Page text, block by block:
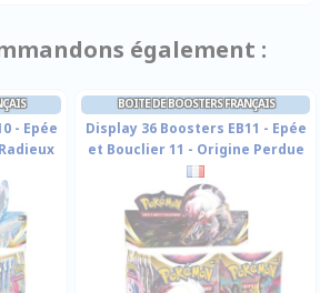
également :
- Epée
BOITE DE BOOSTERS FRANÇAIS
Display 36 Boosters EB11 - Epée
et Bouclier 11 - Origine Perdue